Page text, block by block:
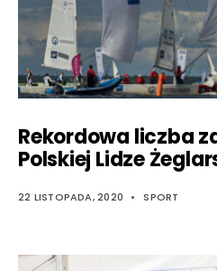
Rekordowa liczba
Polskiej Lidze
22 LISTOPADA, 2020 • SPORT